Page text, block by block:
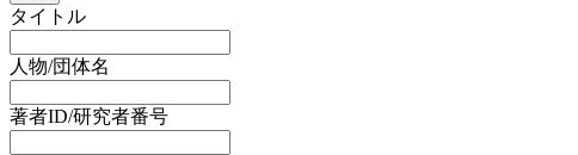
タイトル
人物/団体名
著者ID/研究者番号